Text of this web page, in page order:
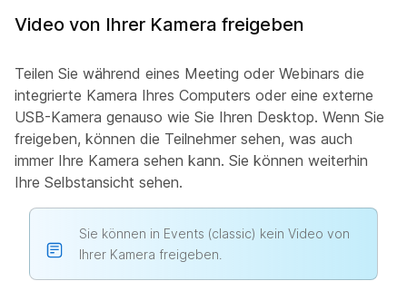
Video von Ihrer Kamera freigeben
Teilen Sie während eines Meeting oder Webinars die
integrierte Kamera Ihres Computers oder eine externe
USB-Kamera genauso wie Sie Ihren Desktop. Wenn Sie
freigeben, können die Teilnehmer sehen, was auch
immer Ihre Kamera sehen kann. Sie können weiterhin
Ihre Selbstansicht sehen.
Sie können in Events (classic) kein Video von
Ihrer Kamera freigeben.